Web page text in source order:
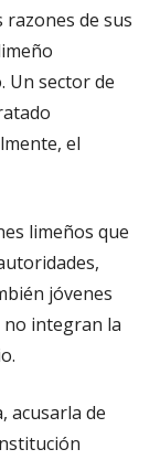
razones de sus
Un sector de
el
limeños que
jóvenes
no integran la
acusarla de